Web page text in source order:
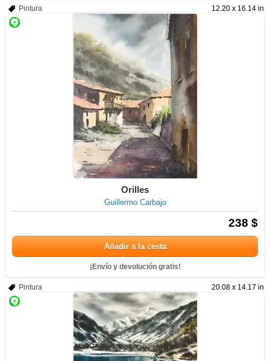
12.20 x 16.14 in
Pintura
Orilles
Guillermo Carbajo
238 $
Añadir a la cesta
¡Envío y devolución gratis!
20.08 x 14.17 in
Pintura